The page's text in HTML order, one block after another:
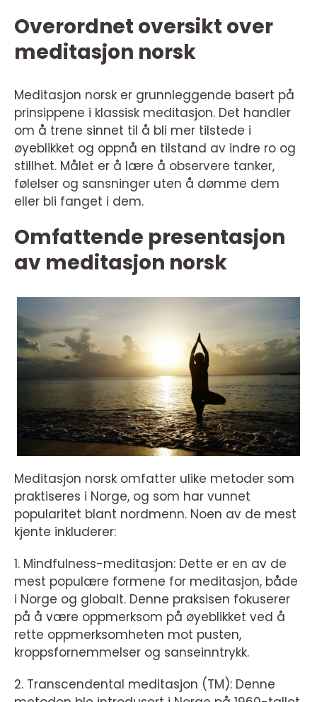
Overordnet oversikt over
meditasjon norsk
Meditasjon norsk er grunnleggende basert på
prinsippene i klassisk meditasjon. Det handler
om å trene sinnet til å bli mer tilstede i
øyeblikket og oppnå en tilstand av indre ro og
stillhet. Målet er å lære å observere tanker,
følelser og sansninger uten å dømme dem
eller bli fanget i dem.
Omfattende presentasjon
av meditasjon norsk
Meditasjon norsk omfatter ulike metoder som
praktiseres i Norge, og som har vunnet
popularitet blant nordmenn. Noen av de mest
kjente inkluderer:
1. Mindfulness-meditasjon: Dette er en av de
mest populære formene for meditasjon, både
i Norge og globalt. Denne praksisen fokuserer
på å være oppmerksom på øyeblikket ved å
rette oppmerksomheten mot pusten,
kroppsfornemmelser og sanseinntrykk.
2. Transcendental meditasjon (TM): Denne